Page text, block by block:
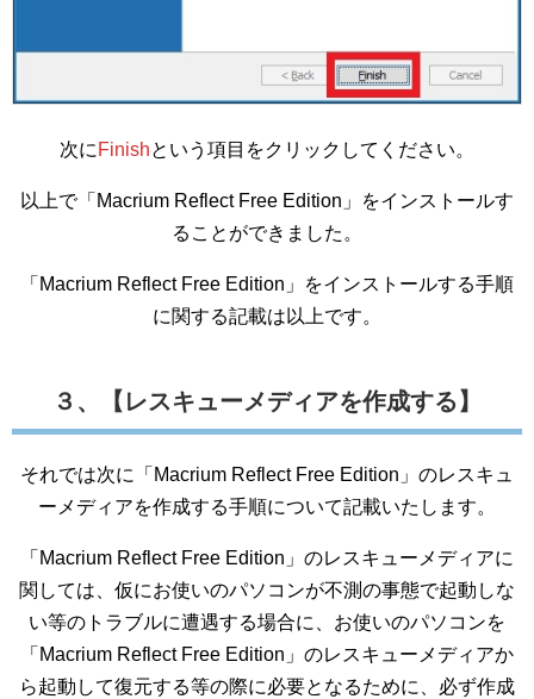
次に Finishという項目をクリックしてください。
以上で「Macrium Reflect Free Edition」をインストールす
ることができました。
「Macrium Reflect Free Edition」をインストールする手順
に関する記載は以上です。
３、【レスキューメディアを作成する】
それでは次に「Macrium Reflect Free Edition」のレスキュ
ーメディアを作成する手順について記載いたします。
「Macrium Reflect Free Edition」のレスキューメディアに
関しては、仮にお使いのパソコンが不測の事態で起動しな
い等のトラブルに遭遇する場合に、お使いのパソコンを
「Macrium Reflect Free Edition」のレスキューメディアか
ら起動して復元する等の際に必要となるために、必ず作成